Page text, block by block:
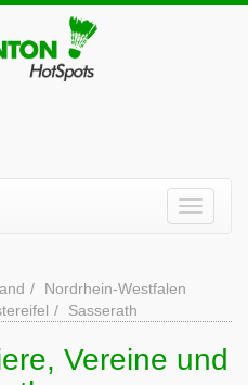
Nordrhein-Westfalen
Sasserath
Vereine und